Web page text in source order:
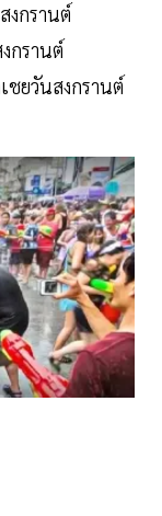
งกรานต์
กรานต์
ชยวันสงกรานต์